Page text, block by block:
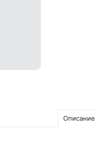
Описание